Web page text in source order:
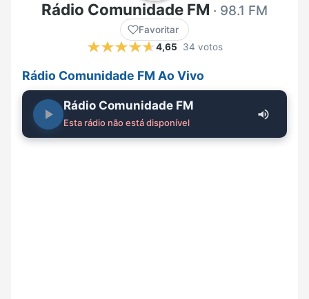
Rádio Comunidade FM · 98.1 FM
Favoritar
4,65
34 votos
Rádio Comunidade FM Ao Vivo
Rádio Comunidade FM
Esta rádio não está disponível